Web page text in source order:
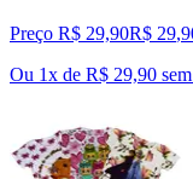
Preço R$ 29,90R$ 29,
Ou 1x de R$ 29,90